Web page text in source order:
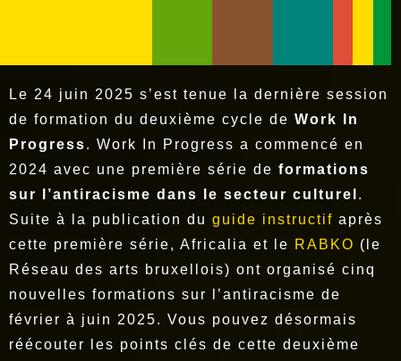
Le 24 juin 2025 s’est tenue la dernière session
de formation du deuxième cycle de Work In
Progress. Work In Progress a commencé en
2024 avec une première série de formations
sur l’antiracisme dans le secteur culturel .
Suite à la publication du guide instructif après
cette première série, Africalia et le RABKO (le
Réseau des arts bruxellois) ont organisé cinq
nouvelles formations sur l’antiracisme de
février à juin 2025. Vous pouvez désormais
réécouter les points clés de cette deuxième